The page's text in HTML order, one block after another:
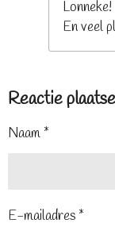
Lonneke!
En veel
Reactie
Naam *
E-mailadres *